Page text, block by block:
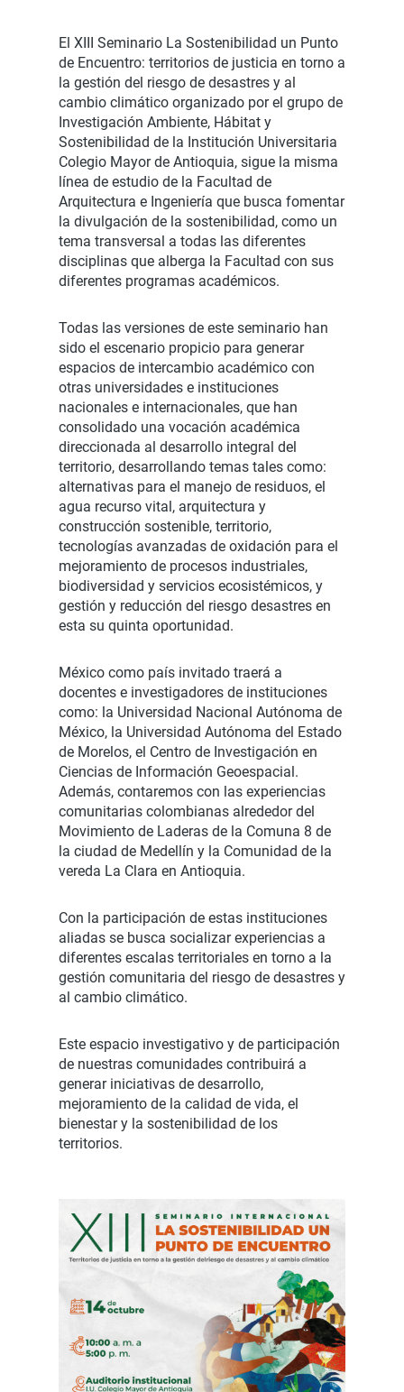
El XIII Seminario La Sostenibilidad un Punto
de Encuentro: territorios de justicia en torno a
la gestión del riesgo de desastres y al
cambio climático organizado por el grupo de
Investigación Ambiente, Hábitat y
Sostenibilidad de la Institución Universitaria
Colegio Mayor de Antioquia, sigue la misma
línea de estudio de la Facultad de
Arquitectura e Ingeniería que busca fomentar
la divulgación de la sostenibilidad, como un
tema transversal a todas las diferentes
disciplinas que alberga la Facultad con sus
diferentes programas académicos.
Todas las versiones de este seminario han
sido el escenario propicio para generar
espacios de intercambio académico con
otras universidades e instituciones
nacionales e internacionales, que han
consolidado una vocación académica
direccionada al desarrollo integral del
territorio, desarrollando temas tales como:
alternativas para el manejo de residuos, el
agua recurso vital, arquitectura y
construcción sostenible, territorio,
tecnologías avanzadas de oxidación para el
mejoramiento de procesos industriales,
biodiversidad y servicios ecosistémicos, y
gestión y reducción del riesgo desastres en
esta su quinta oportunidad.
México como país invitado traerá a
docentes e investigadores de instituciones
como: la Universidad Nacional Autónoma de
México, la Universidad Autónoma del Estado
de Morelos, el Centro de Investigación en
Ciencias de Información Geoespacial.
Además, contaremos con las experiencias
comunitarias colombianas alrededor del
Movimiento de Laderas de la Comuna 8 de
la ciudad de Medellín y la Comunidad de la
vereda La Clara en Antioquia.
Con la participación de estas instituciones
aliadas se busca socializar experiencias a
diferentes escalas territoriales en torno a la
gestión comunitaria del riesgo de desastres y
al cambio climático.
Este espacio investigativo y de participación
de nuestras comunidades contribuirá a
generar iniciativas de desarrollo,
mejoramiento de la calidad de vida, el
bienestar y la sostenibilidad de los
territorios.